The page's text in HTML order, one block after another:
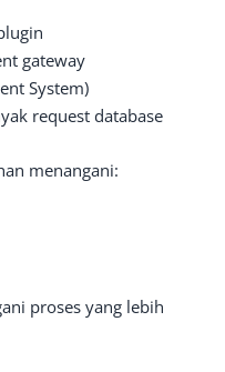
gateway
System)
request database
menangani:
proses yang lebih